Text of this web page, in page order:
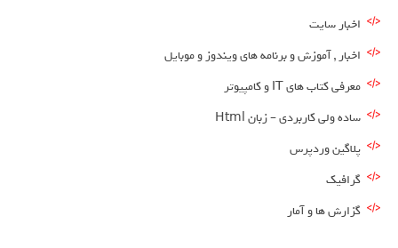
اخبار سایت
اخبار , آموزش و برنامه های ویندوز و موبایل
معرفی کتاب های IT و کامپیوتر
ساده ولی کاربردی – زبان Html
پلاگین وردپرس
گرافیک
گزارش ها و آمار